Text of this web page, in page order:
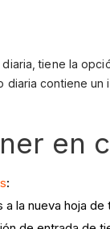
tiene la
diaria contiene
en
:
la nueva hoja de